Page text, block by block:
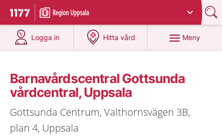
Till startsidan för 1177
Du har valt region
Logga in
på 1177.se
Hitta vård
på 1177.se
Meny
Barnavårdscentral Gottsunda
vårdcentral, Uppsala
Gottsunda Centrum, Valthornsvägen 3B,
plan 4, Uppsala